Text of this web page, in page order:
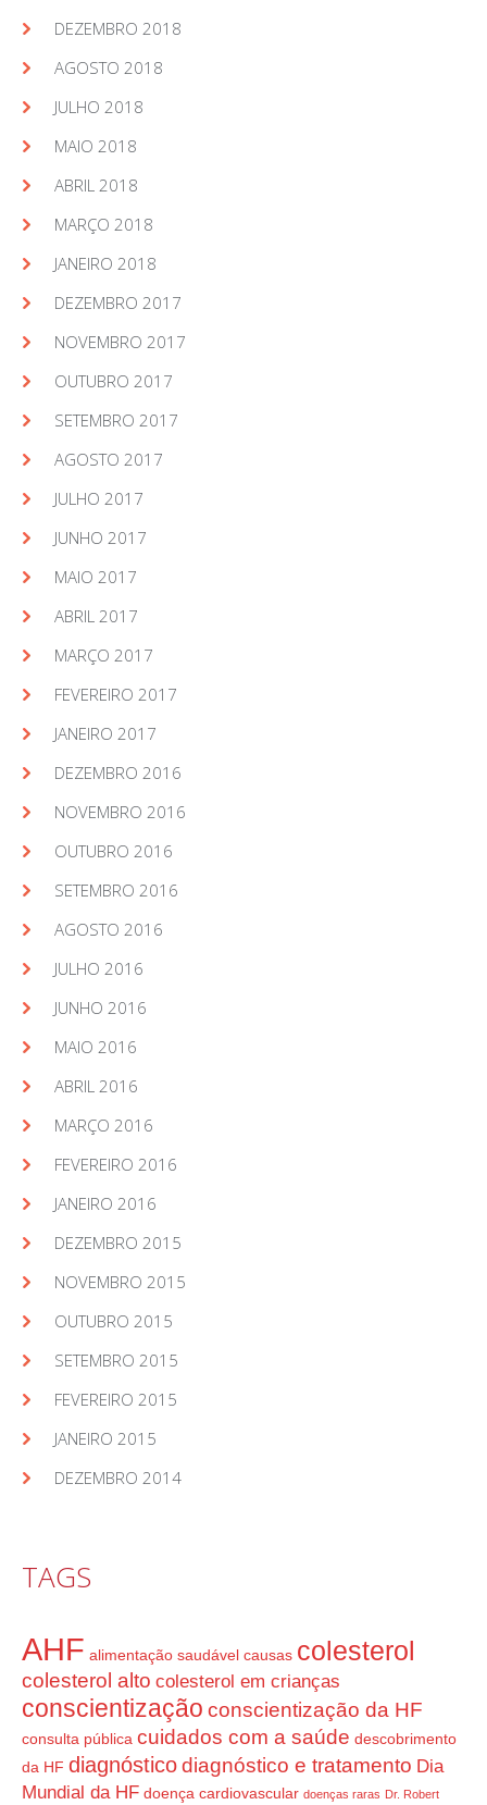
DEZEMBRO 2018
AGOSTO 2018
JULHO 2018
MAIO 2018
ABRIL 2018
MARÇO 2018
JANEIRO 2018
DEZEMBRO 2017
NOVEMBRO 2017
OUTUBRO 2017
SETEMBRO 2017
AGOSTO 2017
JULHO 2017
JUNHO 2017
MAIO 2017
ABRIL 2017
MARÇO 2017
FEVEREIRO 2017
JANEIRO 2017
DEZEMBRO 2016
NOVEMBRO 2016
OUTUBRO 2016
SETEMBRO 2016
AGOSTO 2016
JULHO 2016
JUNHO 2016
MAIO 2016
ABRIL 2016
MARÇO 2016
FEVEREIRO 2016
JANEIRO 2016
DEZEMBRO 2015
NOVEMBRO 2015
OUTUBRO 2015
SETEMBRO 2015
FEVEREIRO 2015
JANEIRO 2015
DEZEMBRO 2014
TAGS
AHF alimentação saudável causas colesterol
colesterol alto colesterol em crianças
conscientização conscientização da HF
consulta pública cuidados com a saúde descobrimento
da HF diagnósticodiagnóstico e tratamento Dia
Mundial da HF doença cardiovascular doenças raras Dr. Robert